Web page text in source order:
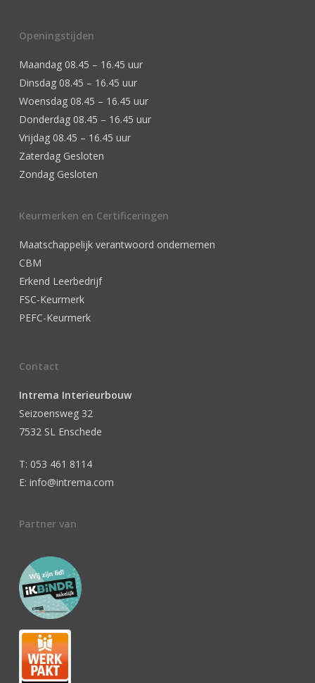
Openingstijden
Maandag 08.45 – 16.45 uur
Dinsdag 08.45 – 16.45 uur
Woensdag 08.45 – 16.45 uur
Donderdag 08.45 – 16.45 uur
Vrijdag 08.45 – 16.45 uur
Zaterdag Gesloten
Zondag Gesloten
Keurmerken en Certificeringen
Maatschappelijk verantwoord ondernemen
CBM
Erkend Leerbedrijf
FSC-Keurmerk
PEFC-Keurmerk
Contact
Intrema Interieurbouw
Seizoensweg 32
7532 SL Enschede
T: 053 461 8114
E: info@intrema.com
Partner van